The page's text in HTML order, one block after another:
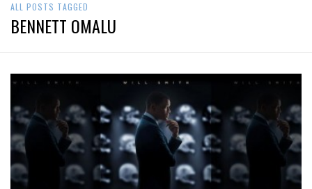
ALL POSTS TAGGED
BENNETT OMALU